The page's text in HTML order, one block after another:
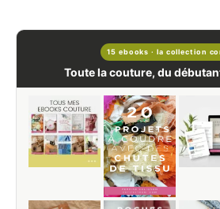
15 ebooks · la collection
Toute la couture, du